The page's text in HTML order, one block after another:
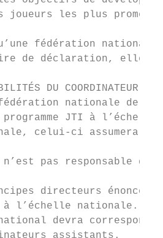
joueurs les plus
fédération
de déclaration, elle
DU COORDINATEUR JTI
nationale de
programme JTI à
celui-ci assumera
n’est pas responsable
directeurs énoncés
à l’échelle nationale.
devra
assistants.